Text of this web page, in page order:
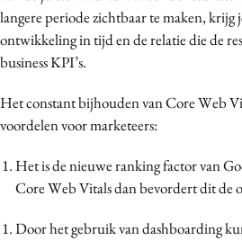
langere periode zichtbaar te maken, krijg
ontwikkeling in tijd en de relatie die de
business KPI’s.
Het constant bijhouden van Core Web
voordelen voor marketeers:
Het is de nieuwe ranking factor van
Core Web Vitals dan bevordert dit de
Door het gebruik van dashboarding